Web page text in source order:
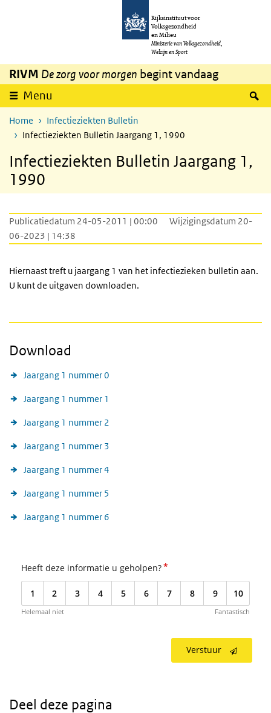
Overslaan en naar de inhoud gaan
Rijksinstituut voor
Volksgezondheid
en Milieu
Ministerie van Volksgezondheid,
Welzijn en Sport
RIVM De zorg voor morgen begint vandaag
Menu
Home
Infectieziekten Bulletin
Infectieziekten Bulletin Jaargang 1, 1990
Infectieziekten Bulletin Jaargang 1,
1990
Publicatiedatum 24-05-2011 | 00:00
Wijzigingsdatum 20-
06-2023 | 14:38
Hiernaast treft u jaargang 1 van het infectiezieken bulletin aan.
U kunt de uitgaven downloaden.
Download
Jaargang 1 nummer 0
Jaargang 1 nummer 1
Jaargang 1 nummer 2
Jaargang 1 nummer 3
Jaargang 1 nummer 4
Jaargang 1 nummer 5
Jaargang 1 nummer 6
Heeft deze informatie u geholpen?*
1 2 3 4 5 6 7 8 9 10
Helemaal niet Fantastisch
Verstuur
Deel deze pagina